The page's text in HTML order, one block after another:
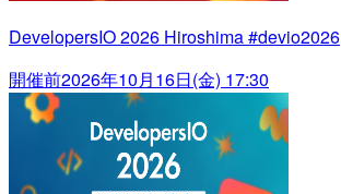
DevelopersIO 2026 Hiroshima #devio2026
開催前2026年10月16日(金) 17:30